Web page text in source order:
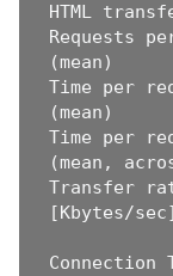
HTML
Requests
(mean)
Time per
(mean)
Time per
(mean,
Transfer
[Kbytes/
Connection